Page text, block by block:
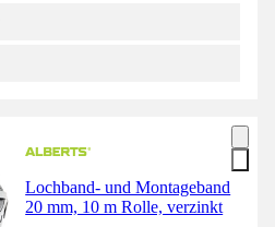
Lochband- und Montageband
20 mm, 10 m Rolle, verzinkt